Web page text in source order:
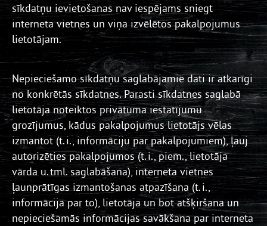
sīkdatņu ievietošanas nav iespējams sniegt
interneta vietnes un viņa izvēlētos pakalpojumus
lietotājam.
Nepieciešamo sīkdatņu saglabājamie dati ir atkarīgi
no konkrētās sīkdatnes. Parasti sīkdatnes saglabā
lietotāja noteiktos privātuma iestatījumu
grozījumus, kādus pakalpojumus lietotājs vēlas
izmantot (t. i., informāciju par pakalpojumiem), ļauj
autorizēties pakalpojumos (t. i., piem., lietotāja
vārda u. tml. saglabāšana), interneta vietnes
ļaunprātīgas izmantošanas atpazīšana (t. i.,
informācija par to), lietotāja un bot atšķiršana un
nepieciešamās informācijas savākšana par interneta